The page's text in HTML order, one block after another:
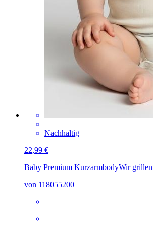
Nachhaltig
22,99 €
Baby Premium KurzarmbodyWir
von 118055200